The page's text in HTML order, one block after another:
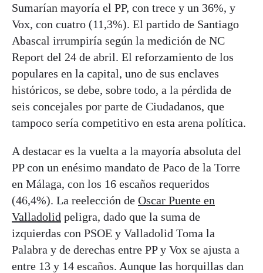
Sumarían mayoría el PP, con trece y un 36%, y
Vox, con cuatro (11,3%). El partido de Santiago
Abascal irrumpiría según la medición de NC
Report del 24 de abril. El reforzamiento de los
populares en la capital, uno de sus enclaves
históricos, se debe, sobre todo, a la pérdida de
seis concejales por parte de Ciudadanos, que
tampoco sería competitivo en esta arena política.
A destacar es la vuelta a la mayoría absoluta del
PP con un enésimo mandato de Paco de la Torre
en Málaga, con los 16 escaños requeridos
(46,4%). La reelección de Oscar Puente en
Valladolid peligra, dado que la suma de
izquierdas con PSOE y Valladolid Toma la
Palabra y de derechas entre PP y Vox se ajusta a
entre 13 y 14 escaños. Aunque las horquillas dan